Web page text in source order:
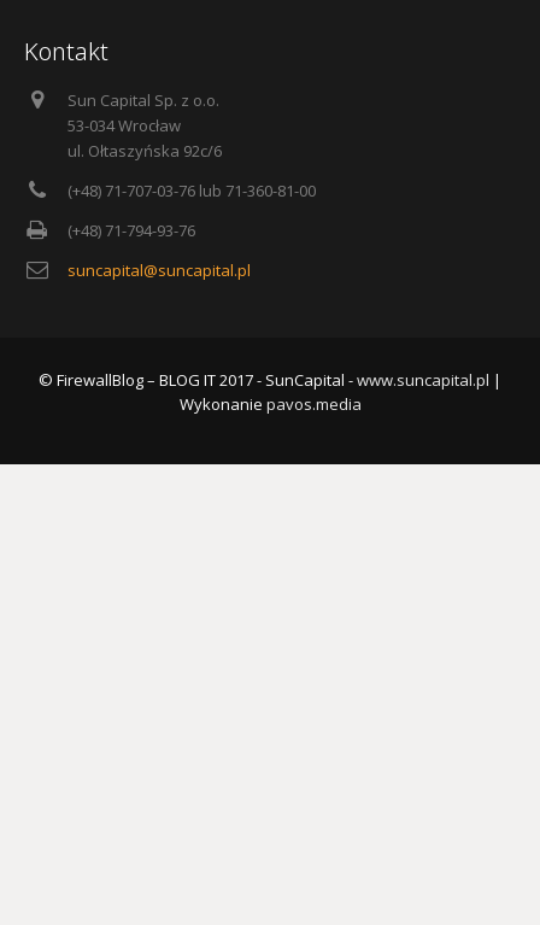
Kontakt
Sun Capital Sp. z o.o.
53-034 Wrocław
ul. Ołtaszyńska 92c/6
(+48) 71-707-03-76 lub 71-360-81-00
(+48) 71-794-93-76
suncapital@suncapital.pl
© FirewallBlog – BLOG IT 2017 - SunCapital -www.suncapital.pl |
Wykonanie pavos.media